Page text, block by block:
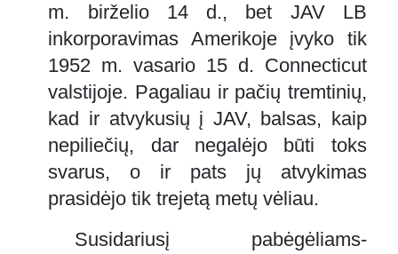
m. birželio 14 d., bet JAV LB
inkorporavimas Amerikoje įvyko tik
1952 m. vasario 15 d. Connecticut
valstijoje. Pagaliau ir pačių tremtinių,
kad ir atvykusių į JAV, balsas, kaip
nepiliečių, dar negalėjo būti toks
svarus, o ir pats jų atvykimas
prasidėjo tik trejetą metų vėliau.
Susidariusį pabėgėliams-